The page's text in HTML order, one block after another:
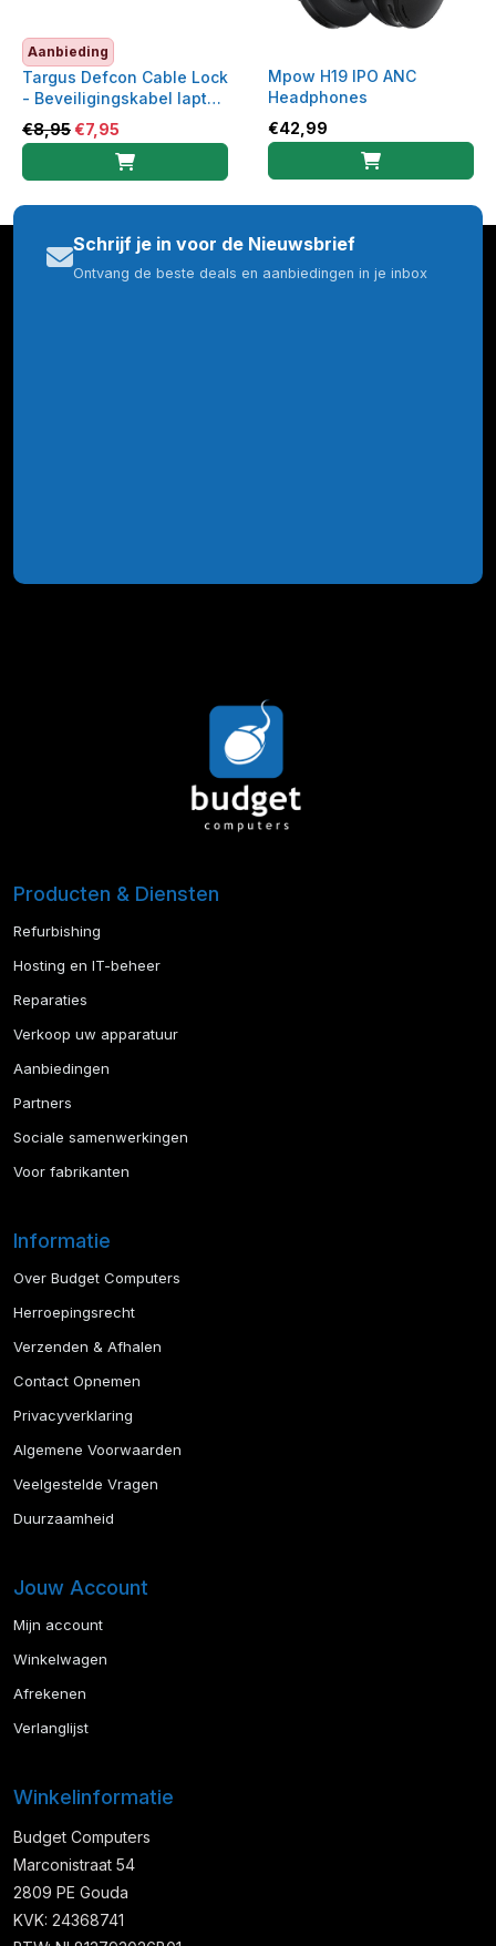
Aanbieding
Targus Defcon Cable Lock
- Beveiligingskabel laptop
- PA410E
€8,95€7,95
Mpow H19 IPO ANC
Headphones
€42,99
Schrijf je in voor de Nieuwsbrief
Ontvang de beste deals en aanbiedingen in je inbox
Producten & Diensten
Refurbishing
Hosting en IT-beheer
Reparaties
Verkoop uw apparatuur
Aanbiedingen
Partners
Sociale samenwerkingen
Voor fabrikanten
Informatie
Over Budget Computers
Herroepingsrecht
Verzenden & Afhalen
Contact Opnemen
Privacyverklaring
Algemene Voorwaarden
Veelgestelde Vragen
Duurzaamheid
Jouw Account
Mijn account
Winkelwagen
Afrekenen
Verlanglijst
Winkelinformatie
Budget Computers
Marconistraat 54
2809 PE Gouda
KVK: 24368741